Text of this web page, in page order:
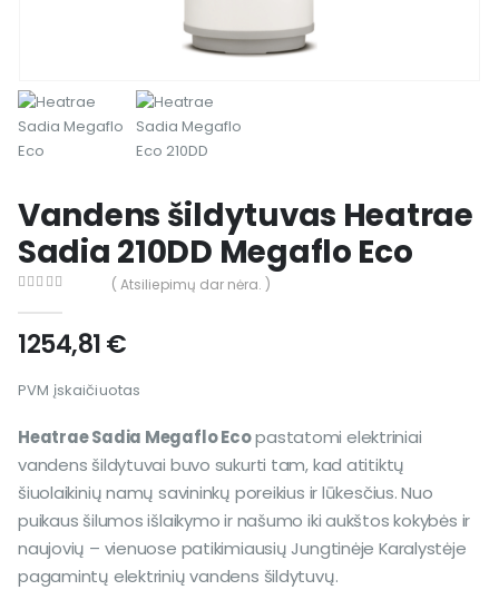
Vandens šildytuvas Heatrae
Sadia 210DD Megaflo Eco
( Atsiliepimų dar nėra. )
1254,81€
PVM įskaičiuotas
Heatrae Sadia Megaflo Ecopastatomi elektriniai
vandens šildytuvai buvo sukurti tam, kad atitiktų
šiuolaikinių namų savininkų poreikius ir lūkesčius. Nuo
puikaus šilumos išlaikymo ir našumo iki aukštos kokybės ir
naujovių – vienuose patikimiausių Jungtinėje Karalystėje
pagamintų elektrinių vandens šildytuvų.